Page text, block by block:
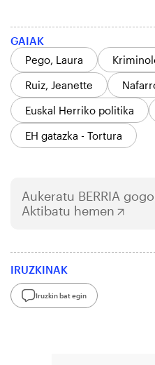
GAIAK
Pego, Laura
Ruiz, Jeanette
Euskal Herriko politika
EH gatazka - Tortura
Aukeratu BERRIA
Aktibatu hemen
IRUZKINAK
Iruzkin bat egin